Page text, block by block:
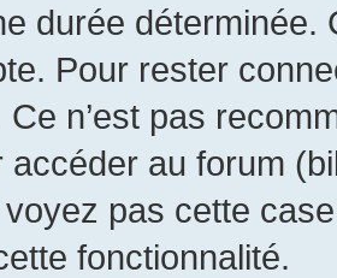
durée déterminée.
Pour rester
n’est pas
accéder au forum
pas cette
fonctionnalité.